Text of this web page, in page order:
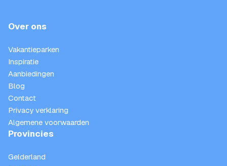
Over ons
Vakantieparken
Inspiratie
Aanbiedingen
Blog
Contact
Privacy verklaring
Algemene voorwaarden
Provincies
Gelderland